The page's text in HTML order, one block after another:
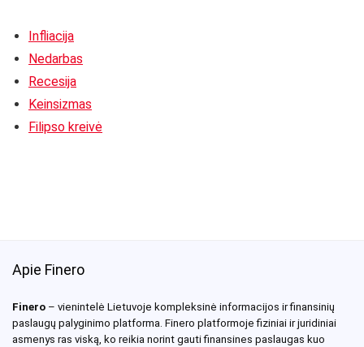
Infliacija
Nedarbas
Recesija
Keinsizmas
Filipso kreivė
Apie Finero
Finero – vienintelė Lietuvoje kompleksinė informacijos ir finansinių
paslaugų palyginimo platforma. Finero platformoje fiziniai ir juridiniai
asmenys ras viską, ko reikia norint gauti finansines paslaugas kuo